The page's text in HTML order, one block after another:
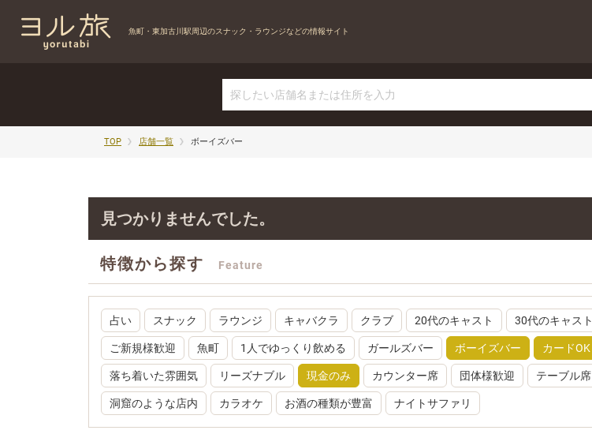
魚町・東加古川駅周辺のスナック・ラウンジなどの情報サイト
TOP 店舗一覧 ボーイズバー
見つかりませんでした。
特徴から探す Feature
占い スナック ラウンジ キャバクラ クラブ 20代のキャスト 30代のキャスト
ご新規様歓迎 魚町 1人でゆっくり飲める ガールズバー ボーイズバー カードOK
落ち着いた雰囲気 リーズナブル 現金のみ カウンター席 団体様歓迎 テーブル席
洞窟のような店内 カラオケ お酒の種類が豊富 ナイトサファリ